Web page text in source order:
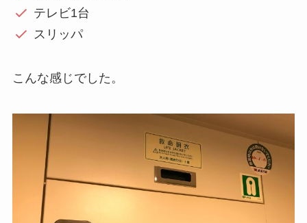
テレビ1台
スリッパ
こんな感じでした。